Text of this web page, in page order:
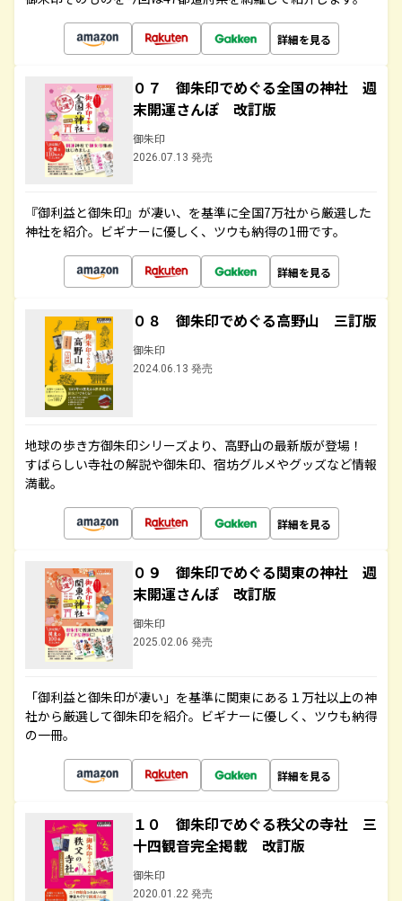
詳細を見る
０７ 御朱印でめぐる全国の神社 週
末開運さんぽ 改訂版
御朱印
2026.07.13 発売
『御利益と御朱印』が凄い、を基準に全国7万社から厳選した
神社を紹介。ビギナーに優しく、ツウも納得の1冊です。
詳細を見る
０８ 御朱印でめぐる高野山 三訂版
御朱印
2024.06.13 発売
地球の歩き方御朱印シリーズより、高野山の最新版が登場！
すばらしい寺社の解説や御朱印、宿坊グルメやグッズなど情報
満載。
詳細を見る
０９ 御朱印でめぐる関東の神社 週
末開運さんぽ 改訂版
御朱印
2025.02.06 発売
「御利益と御朱印が凄い」を基準に関東にある１万社以上の神
社から厳選して御朱印を紹介。ビギナーに優しく、ツウも納得
の一冊。
詳細を見る
１０ 御朱印でめぐる秩父の寺社 三
十四観音完全掲載 改訂版
御朱印
2020.01.22 発売